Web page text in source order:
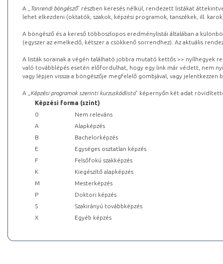
A „ Tanrendi böngésző” részben keresés nélkül, rendezett listákat
lehet elkezdeni (oktatók, szakok, képzési programok, tanszékek, ill.
A böngésző és a kereső többoszlopos eredménylistái általában a
(egyszer az emelkedő, kétszer a csökkenő sorrendhez). Az aktuális
A listák sorainak a végén található jobbra mutató kettős >> nyílhegyek
való továbblépés esetén előfordulhat, hogy egy link már védett, nem
vagy lépjen vissza a böngészője megfelelő gombjával, vagy
A „ Képzési programok szerinti kurzuskódlista” képernyőn két adat
Képzési forma (szint)
0
Nem releváns
A
Alapképzés
B
Bachelorképzés
E
Egységes osztatlan képzés
F
Felsőfokú szakképzés
K
Kiegészítő alapképzés
M
Mesterképzés
P
Doktori képzés
S
Szakirányú továbbképzés
X
Egyéb képzés